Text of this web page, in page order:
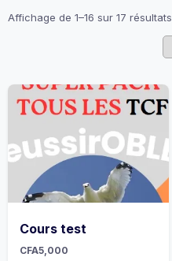
Affichage de 1–16 sur 17 résultats
Cours test
CFA5,000